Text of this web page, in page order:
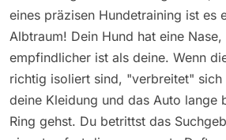
eines präzisen Hundetraining ist es
Albtraum! Dein Hund hat eine
empfindlicher ist als deine. Wenn
richtig isoliert sind, "verbreitet"
deine Kleidung und das Auto lange
Ring gehst. Du betrittst das